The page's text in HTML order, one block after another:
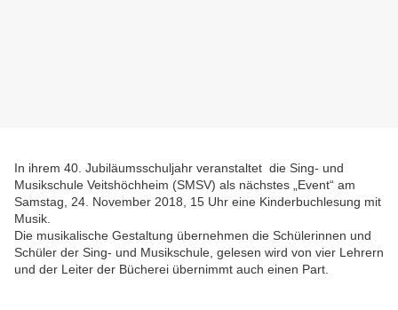
In ihrem 40. Jubiläumsschuljahr veranstaltet die Sing- und
Musikschule Veitshöchheim (SMSV) als nächstes „Event“ am
Samstag, 24. November 2018, 15 Uhr eine Kinderbuchlesung mit
Musik.
Die musikalische Gestaltung übernehmen die Schülerinnen und
Schüler der Sing- und Musikschule, gelesen wird von vier Lehrern
und der Leiter der Bücherei übernimmt auch einen Part.